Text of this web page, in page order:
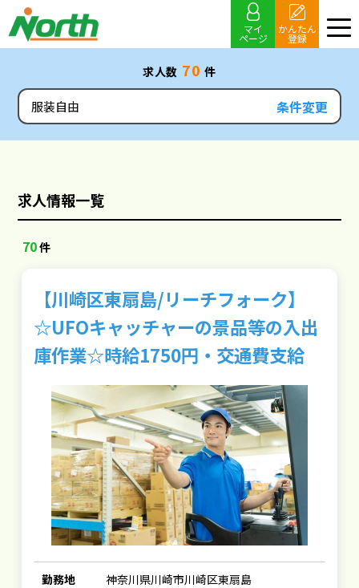
マイ
ページ
かんたん
登録
求人数 70 件
服装自由 条件変更
求人情報一覧
70件
【川崎区東扇島/リーチフォーク】
☆UFOキャッチャーの景品等の入出
庫作業☆時給1750円・交通費支給
勤務地 神奈川県川崎市川崎区東扇島